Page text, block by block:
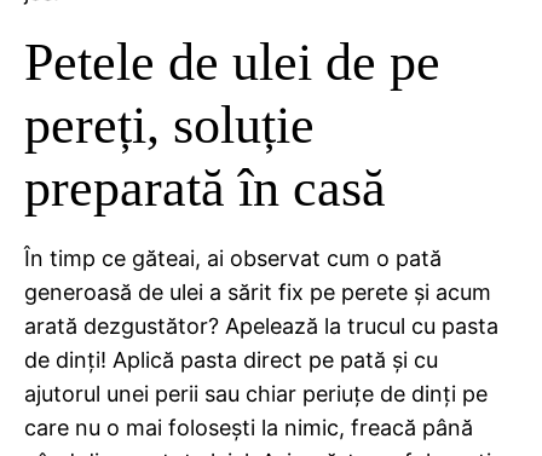
Petele de ulei de pe
pereți, soluție
preparată în casă
În timp ce găteai, ai observat cum o pată
generoasă de ulei a sărit fix pe perete și acum
arată dezgustător? Apelează la trucul cu pasta
de dinți! Aplică pasta direct pe pată și cu
ajutorul unei perii sau chiar periuțe de dinți pe
care nu o mai folosești la nimic, freacă până